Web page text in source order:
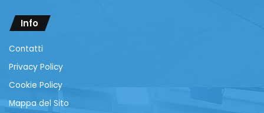
Info
Contatti
Privacy Policy
Cookie Policy
Mappa del Sito